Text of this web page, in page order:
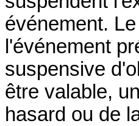
événement.
l'événement
suspensive
être valable,
hasard ou de